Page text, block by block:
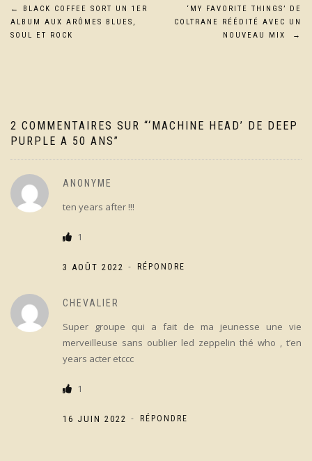
Navigation
de
←
BLACK COFFEE SORT UN 1ER
ALBUM AUX ARÔMES BLUES,
SOUL ET ROCK
‘MY FAVORITE THINGS’ DE
COLTRANE RÉÉDITÉ AVEC UN
NOUVEAU MIX
→
2 COMMENTAIRES SUR “‘MACHINE HEAD’ DE DEEP
PURPLE A 50 ANS”
ANONYME
ten years after !!!
1
3 AOÛT 2022 - RÉPONDRE
CHEVALIER
Super groupe qui a fait de ma jeunesse une vie
merveilleuse sans oublier led zeppelin thé who , t’en
years acter etccc
1
16 JUIN 2022 - RÉPONDRE